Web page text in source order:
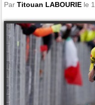
ParTitouan LABOURIE le